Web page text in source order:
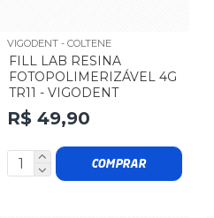
VIGODENT - COLTENE
FILL LAB RESINA
FOTOPOLIMERIZÁVEL 4G
TR11 - VIGODENT
R$ 49,90
COMPRAR